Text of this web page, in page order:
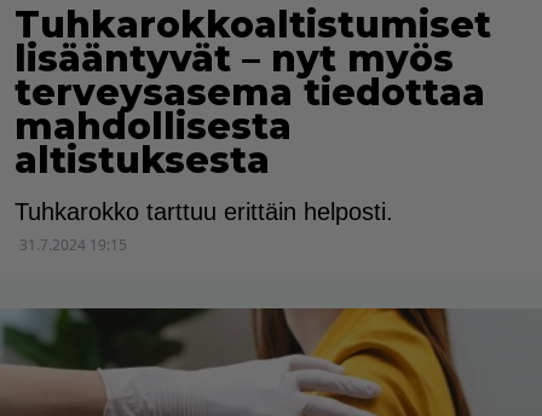
Tuhkarokkoaltistumiset
lisääntyvät – nyt myös
terveysasema tiedottaa
mahdollisesta
altistuksesta
Tuhkarokko tarttuu erittäin helposti.
31.7.2024 19:15